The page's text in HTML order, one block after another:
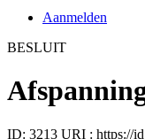
Aanmelden
BESLUIT
ID: 3213 URI : https://